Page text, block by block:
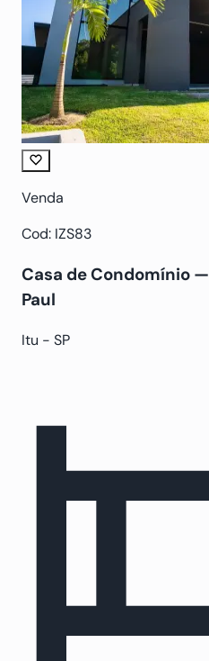
Venda
Cod: IZS83
Casa de Condomínio
Paul
Itu - SP